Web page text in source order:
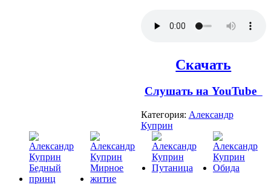
Скачать
Слушать на YouTube
Категория: Александр
Куприн